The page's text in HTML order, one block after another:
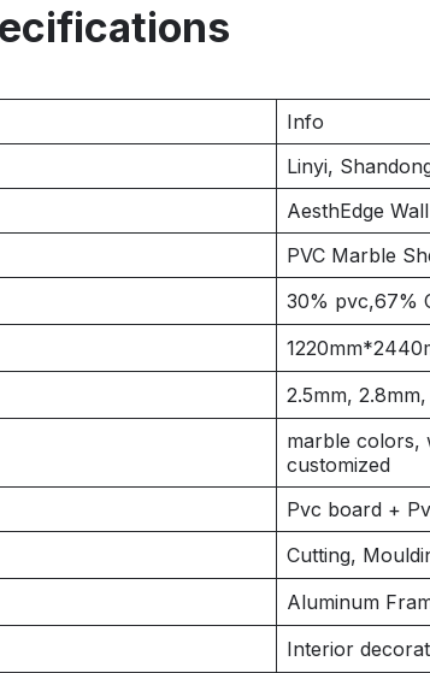
Info
Linyi,
AesthEdge
PVC Marble
30% pvc,67%
2.5mm,
marble colors,
customized
Pvc board +
Cutting,
Aluminum
Interior